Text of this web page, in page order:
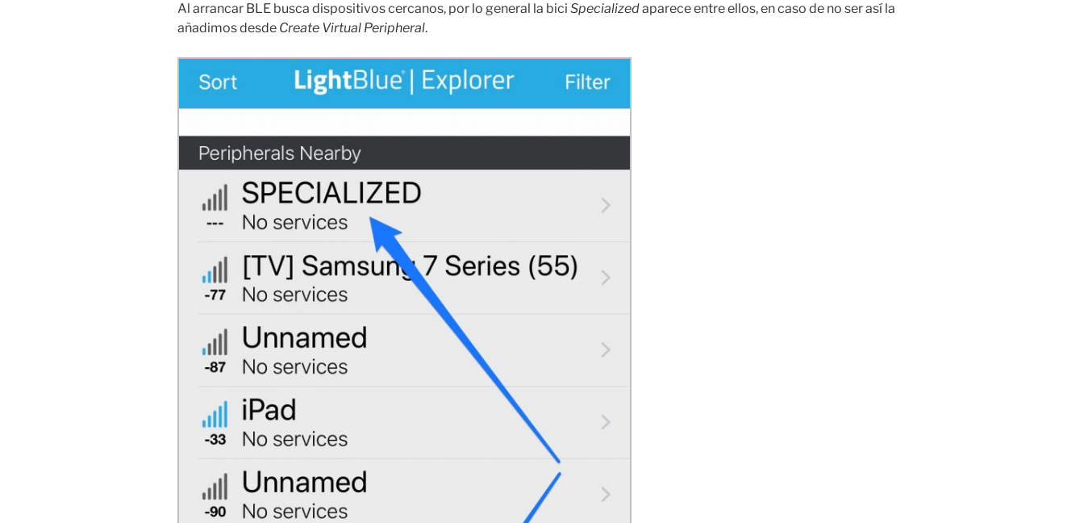
Al arrancar BLE busca dispositivos cercanos, por lo general la bici Specializedaparece entre ellos, en caso de no ser así la
añadimos desde Create Virtual Peripheral.